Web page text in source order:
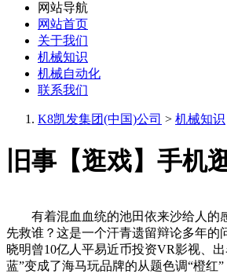
网站导航
网站首页
关于我们
机械知识
机械自动化
联系我们
K8凯发集团(中国)公司 > 机械知识
旧事【逛戏】手机
有着混血血统的池田依来沙给人的感
先救谁？这是一个汗青遗留辩论多年
晓明曾10亿人平易近币投资VR影视、
蓝”变成了海马玩品牌的从题色调“橙红